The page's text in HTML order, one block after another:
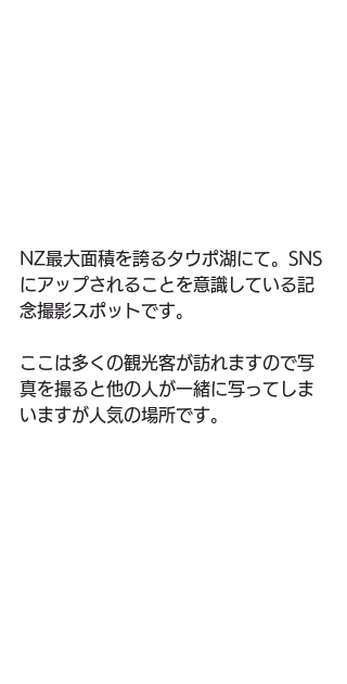
NZ最大面積を誇るタウポ湖にて。SNS
にアップされることを意識している記
念撮影スポットです。
ここは多くの観光客が訪れますので写
真を撮ると他の人が一緒に写ってしま
いますが人気の場所です。